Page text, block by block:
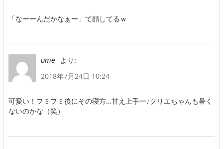
「なーーんだかなぁー」て顔してるｗ
ume
より:
2018年7月24日 10:24
可愛い！フミフミ後にその寝方…甘え上手ー♪クリエちゃんも暑く
ないのかな（笑）